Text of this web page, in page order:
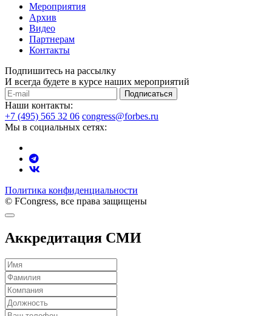
Мероприятия
Архив
Видео
Партнерам
Контакты
Подпишитесь на рассылку
И всегда будете в курсе наших мероприятий
Подписаться
Наши контакты:
+7 (495) 565 32 06 congress@forbes.ru
Мы в социальных сетях:
Политика конфиденциальности
© FCongress, все права защищены
Аккредитация СМИ